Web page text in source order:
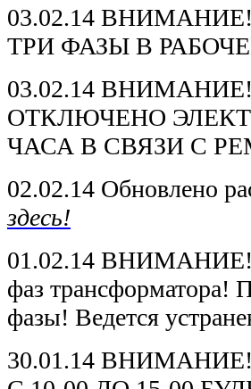
03.02.14
ТРИ ФАЗЫ В
03.02.14
ОТКЛЮЧЕНО
ЧАСА В СВЯЗИ С
02.02.14 Обновлено
здесь!
01.02.14 ВНИМАНИЕ!
фаз трансформатора!
фазы! Ведется
30.01.14